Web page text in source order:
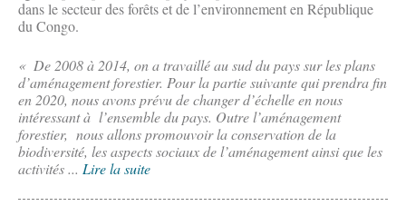
dans le secteur des forêts et de l’environnement en République
du Congo.
« De 2008 à 2014, on a travaillé au sud du pays sur les plans
d’aménagement forestier. Pour la partie suivante qui prendra fin
en 2020, nous avons prévu de changer d’échelle en nous
intéressant à l’ensemble du pays. Outre l’aménagement
forestier, nous allons promouvoir la conservation de la
biodiversité, les aspects sociaux de l’aménagement ainsi que les
activités ... Lire la suite